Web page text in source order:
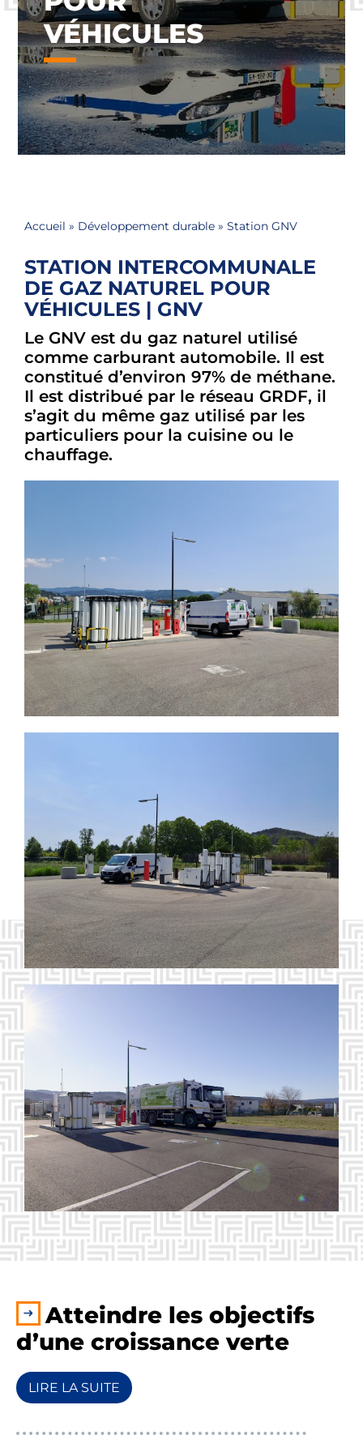
VÉHICULES
Accueil » Développement durable» Station GNV
STATION INTERCOMMUNALE
DE GAZ NATUREL POUR
VÉHICULES | GNV
Le GNV est du gaz naturel utilisé
comme carburant automobile. Il est
constitué d’environ 97% de méthane.
Il est distribué par le réseau GRDF, il
s’agit du même gaz utilisé par les
particuliers pour la cuisine ou le
chauffage.
Atteindre les objectifs
d’une croissance verte
LIRE LA SUITE